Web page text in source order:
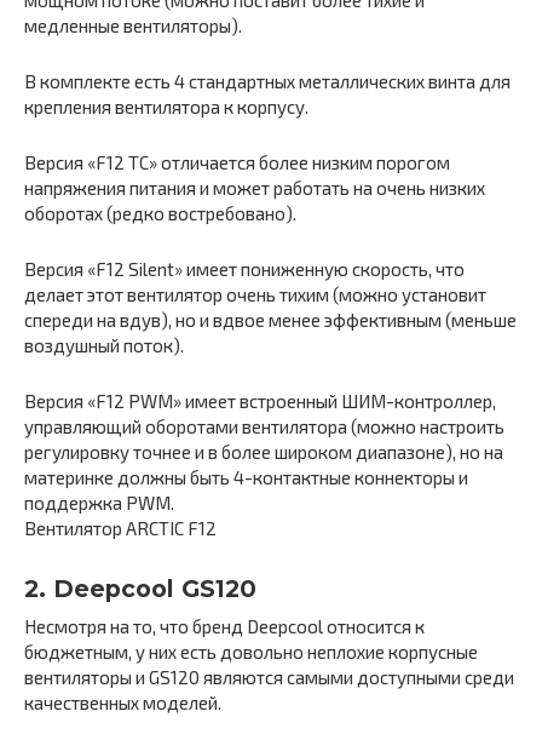
медленные вентиляторы).
В комплекте есть 4 стандартных металлических винта для
крепления вентилятора к корпусу.
Версия «F12 TC» отличается более низким порогом
напряжения питания и может работать на очень низких
оборотах (редко востребовано).
Версия «F12 Silent» имеет пониженную скорость, что
делает этот вентилятор очень тихим (можно установит
спереди на вдув), но и вдвое менее эффективным (меньше
воздушный поток).
Версия «F12 PWM» имеет встроенный ШИМ-контроллер,
управляющий оборотами вентилятора (можно настроить
регулировку точнее и в более широком диапазоне), но на
материнке должны быть 4-контактные коннекторы и
поддержка PWM.
Вентилятор ARCTIC F12
2. Deepcool GS120
Несмотря на то, что бренд Deepcool относится к
бюджетным, у них есть довольно неплохие корпусные
вентиляторы и GS120 являются самыми доступными среди
качественных моделей.